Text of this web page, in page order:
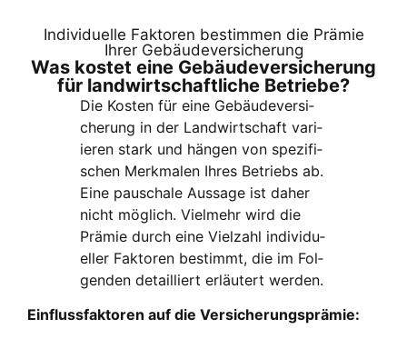
Indi­vi­du­el­le Fak­to­ren bestim­men die Prä­mie
Ihrer Gebäu­de­ver­si­che­rung
Was kos­tet eine Gebäu­de­ver­si­che­rung
für land­wirt­schaft­li­che Betrie­be?
Die Kos­ten für eine Gebäu­de­ver­si­
che­rung in der Land­wirt­schaft vari­
ie­ren stark und hän­gen von spe­zi­fi­
schen Merk­ma­len Ihres Betriebs ab.
Eine pau­scha­le Aus­sa­ge ist daher
nicht mög­lich. Viel­mehr wird die
Prä­mie durch eine Viel­zahl indi­vi­du­
el­ler Fak­to­ren bestimmt, die im Fol­
gen­den detail­liert erläu­tert wer­den.
Ein­fluss­fak­to­ren auf die Ver­si­che­rungs­prä­mie: